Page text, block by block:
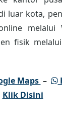
luar kota,
melalui
fisik
Maps –
Klik Disini